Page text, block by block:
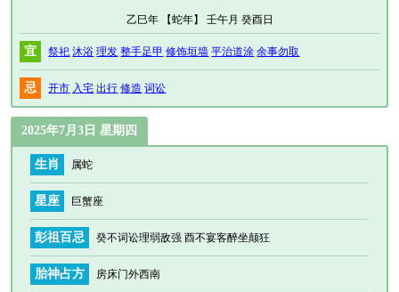
乙巳年 【蛇年】 壬午月 癸酉日
宜 祭祀 沐浴 理发 整手足甲 修饰垣墙 平治道涂 余事勿取
忌 开市 入宅 出行 修造 词讼
2025年7月3日 星期四
生肖 属蛇
星座 巨蟹座
彭祖百忌 癸不词讼理弱敌强 酉不宴客醉坐颠狂
胎神占方 房床门外西南